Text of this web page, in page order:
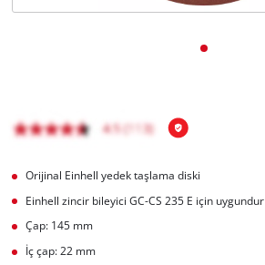
Orijinal Einhell yedek taşlama diski
Einhell zincir bileyici GC-CS 235 E için uygundur
Çap: 145 mm
İç çap: 22 mm